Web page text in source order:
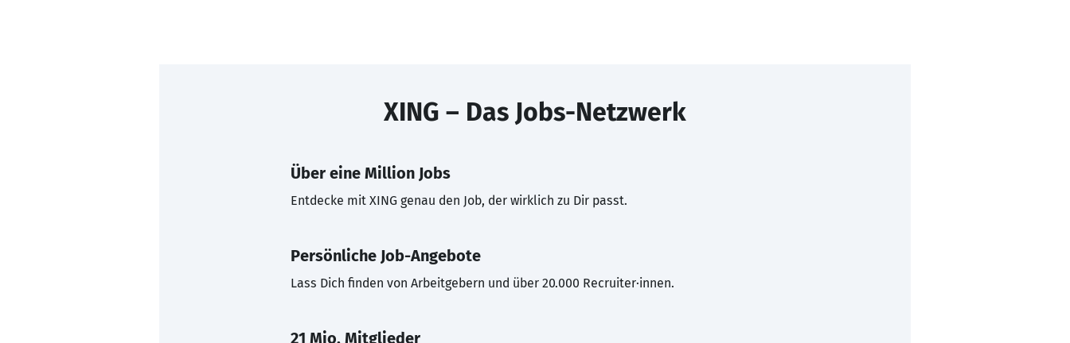
XING – Das Jobs-Netzwerk
Über eine Million Jobs
Entdecke mit XING genau den Job, der wirklich zu Dir passt.
Persönliche Job-Angebote
Lass Dich finden von Arbeitgebern und über 20.000 Recruiter·innen.
21 Mio. Mitglieder